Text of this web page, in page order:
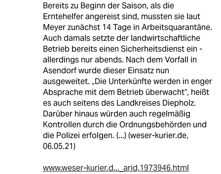
Bereits zu Beginn der Saison, als die
Erntehelfer angereist sind, mussten sie laut
Meyer zunächst 14 Tage in Arbeitsquarantäne.
Auch damals setzte der landwirtschaftliche
Betrieb bereits einen Sicherheitsdienst ein -
allerdings nur abends. Nach dem Vorfall in
Asendorf wurde dieser Einsatz nun
ausgeweitet. „Die Unterkünfte werden in enger
Absprache mit dem Betrieb überwacht“, heißt
es auch seitens des Landkreises Diepholz.
Darüber hinaus würden auch regelmäßig
Kontrollen durch die Ordnungsbehörden und
die Polizei erfolgen. (...) (weser-kurier.de,
06.05.21)
www.weser-kurier.d..._arid,1973946.html